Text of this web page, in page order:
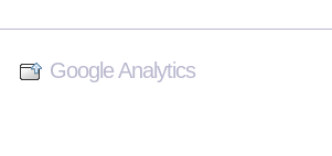
Google Analytics